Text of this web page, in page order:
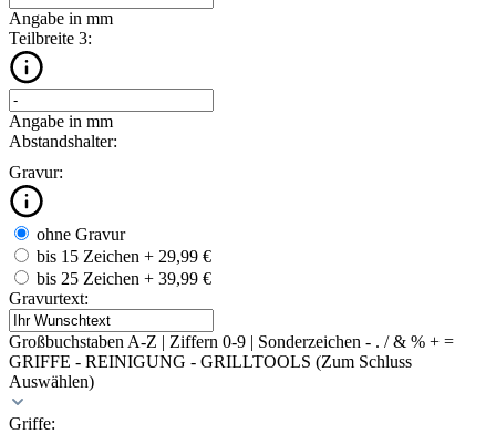
Angabe in mm
Teilbreite 3:
Angabe in mm
Abstandshalter:
Gravur:
ohne Gravur
bis 15 Zeichen + 29,99 €
bis 25 Zeichen + 39,99 €
Gravurtext:
Großbuchstaben A-Z | Ziffern 0-9 | Sonderzeichen - . / & % + =
GRIFFE - REINIGUNG - GRILLTOOLS (Zum Schluss
Auswählen)
Griffe: